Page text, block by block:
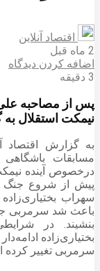
اقتصاد آنلاین
2 ماه قبل
اضافه کردن دیدگاه
3 دقیقه
پس از مصاحبه علی
نیمکت استقلال
به گزارش اقتصاد
مسابقات باشگاهی
درخصوص آینده
پیش از شروع جنگ
سهراب
باعث شد سرمربی
بنشیند. در
بختیاری‌زاده
سرمربی تغییر